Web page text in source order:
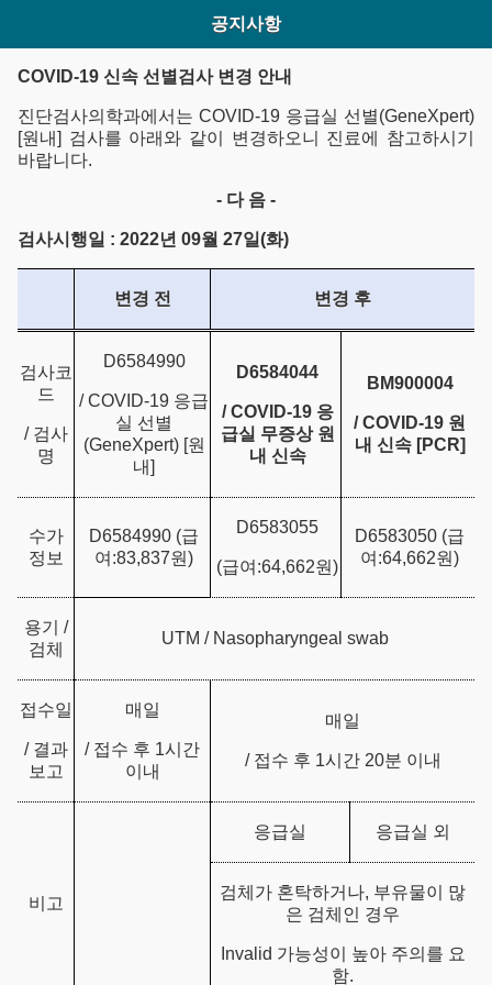
공지사항
COVID-19 신속 선별검사 변경 안내
진단검사의학과에서는 COVID-19 응급실 선별(GeneXpert)
[원내] 검사를 아래와 같이 변경하오니 진료에 참고하시기
바랍니다.
- 다 음 -
검사시행일 : 2022년 09월 27일(화)
변경 전 변경 후
검사코
드
/ 검사
명
D6584990
/ COVID-19 응급
실 선별
(GeneXpert) [원
내]
D6584044
/ COVID-19 응
급실 무증상 원
내 신속
BM900004
/ COVID-19 원
내 신속 [PCR]
수가
정보
D6584990 (급
여:83,837원)
D6583055
(급여:64,662원)
D6583050 (급
여:64,662원)
용기 /
검체
UTM / Nasopharyngeal swab
접수일
/ 결과
보고
매일
/ 접수 후 1시간
이내
매일
/ 접수 후 1시간 20분 이내
비고
응급실 응급실 외
검체가 혼탁하거나, 부유물이 많
은 검체인 경우
Invalid 가능성이 높아 주의를 요
함.